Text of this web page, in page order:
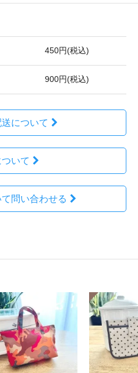
450円(税込)
900円(税込)
について
いて
問い合わせる